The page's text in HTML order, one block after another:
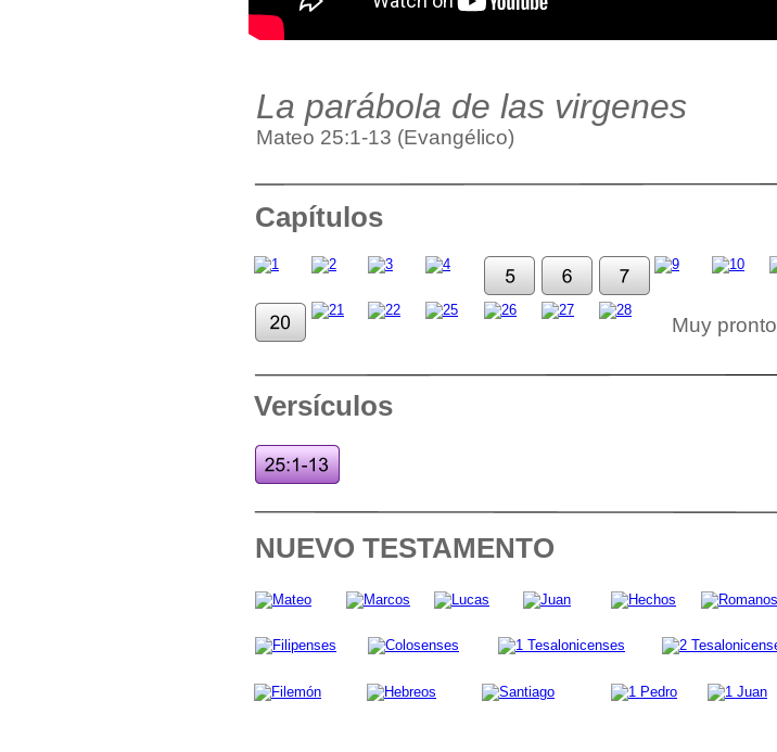
Capítulos
NUEVO TESTAMENTO
La parábola de las virgenes
Mateo 25:1-13 (Evangélico)
Versículos
Muy pronto